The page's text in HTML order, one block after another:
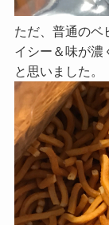
ただ、普通のベ
イシー＆味が濃
と思いました。